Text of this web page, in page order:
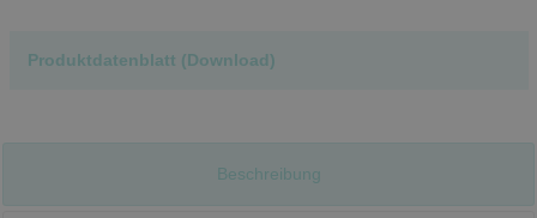
Produktdatenblatt (Download)
Beschreibung